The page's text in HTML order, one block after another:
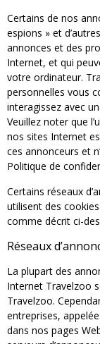
Certains de nos
espions » et
annonces et des
Internet, et qui
votre ordinateur.
personnelles vous
interagissez avec
Veuillez noter que
nos sites Internet
ces annonceurs et
Politique de
Certains réseaux
utilisent des
comme décrit ci-
Réseaux
La plupart des
Internet Travelzoo
Travelzoo.
entreprises,
dans nos pages